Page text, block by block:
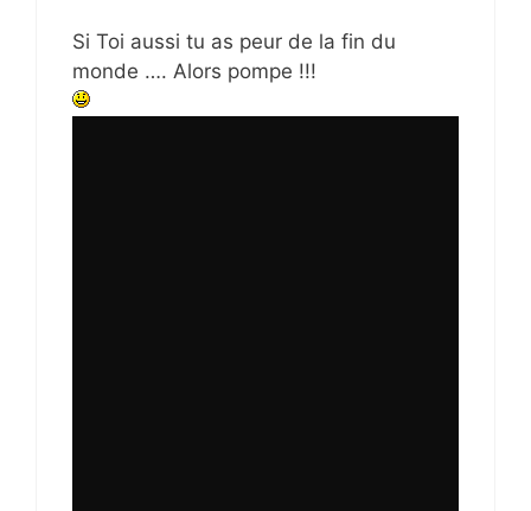
Si Toi aussi tu as peur de la fin du
monde …. Alors pompe !!!